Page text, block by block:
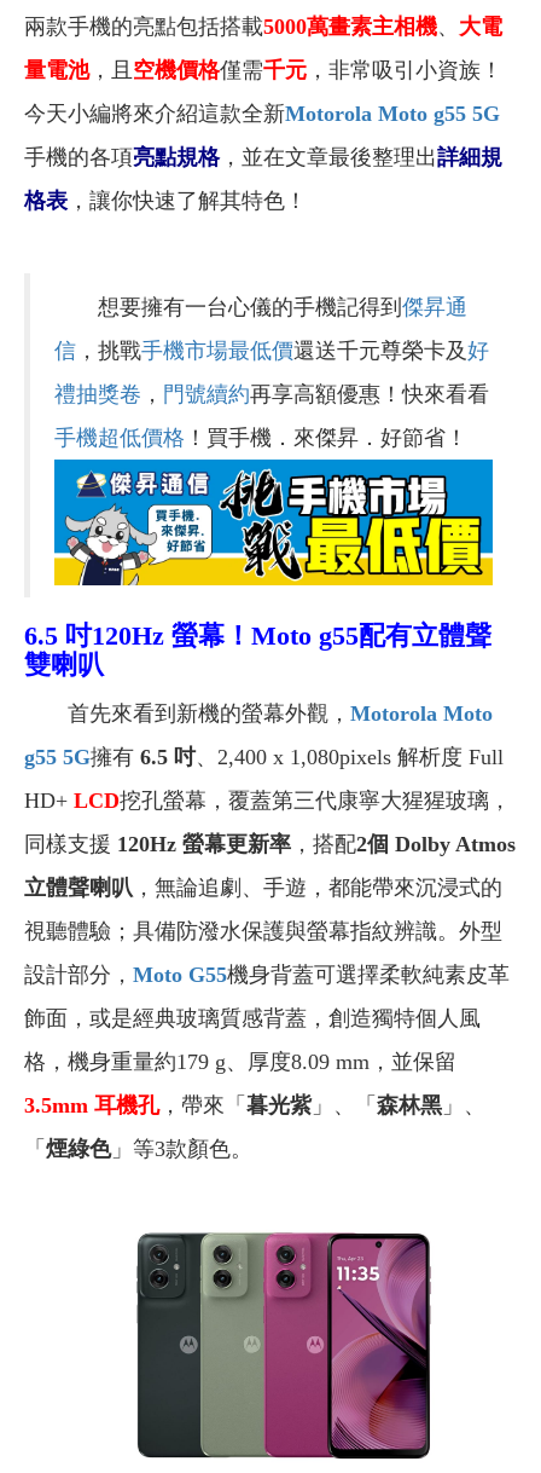
兩款手機的亮點包括搭載5000萬畫素主相機、 大電
量電池，且 空機價格僅需千元 ，非常吸引小資族！
今天小編將來介紹這款全新Motorola Moto g55 5G
手機的各項亮點規格，並在文章最後整理出詳細規
格表 ，讓你快速了解其特色！
想要擁有一台心儀的手機記得到 傑昇通
信 ，挑戰手機市場最低價還送千元尊榮卡及好
禮抽獎卷 ， 門號續約再享高額優惠！快來看看
手機超低價格 ！買手機．來傑昇．好節省！
6.5 吋120Hz 螢幕！ Moto g55配有立體聲
雙喇叭
首先來看到新機的螢幕外觀， Motorola Moto
g55 5G擁有 6.5 吋、2,400 x 1,080pixels 解析度 Full
HD+ LCD挖孔螢幕，覆蓋第三代康寧大猩猩玻璃，
同樣支援 120Hz 螢幕更新率 ，搭配2個 Dolby Atmos
立體聲喇叭 ，無論追劇、手遊，都能帶來沉浸式的
視聽體驗；具備防潑水保護與螢幕指紋辨識。外型
設計部分， Moto G55機身背蓋可選擇柔軟純素皮革
飾面，或是經典玻璃質感背蓋，創造獨特個人風
格，機身重量約179 g、厚度8.09 mm，並保留
3.5mm 耳機孔，帶來「 暮光紫」、「 森林黑 」、
「 煙綠色」等3款顏色。